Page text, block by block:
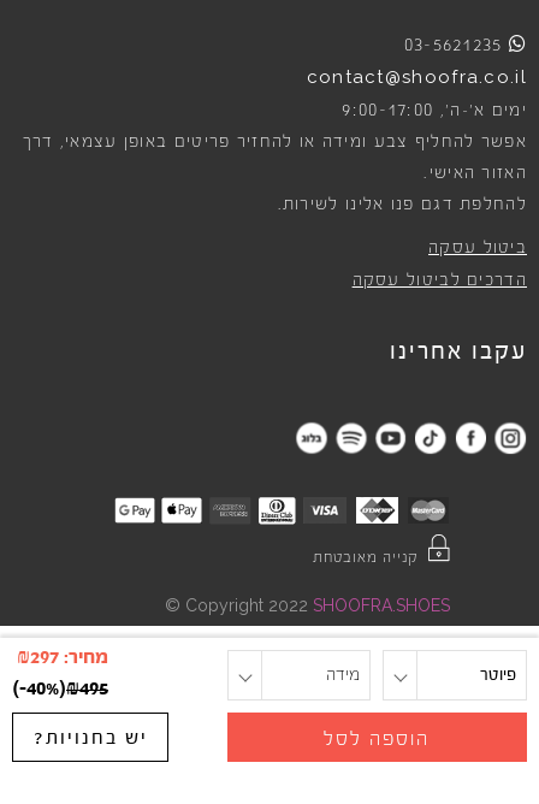
פיוטר מידה
מחיר: ₪297
₪495
(
-40%
)
הוספה לסל יש בחנויות?
03-5621235
contact@shoofra.co.il
ימים א׳-ה׳, 9:00-17:00
אפשר להחליף צבע ומידה או להחזיר פריטים באופן עצמאי, דרך
האזור האישי.
להחלפת דגם פנו אלינו לשירות.
ביטול עסקה
הדרכים לביטול עסקה
עקבו אחרינו
קנייה מאובטחת
Copyright 2022 SHOOFRA.SHOES
©